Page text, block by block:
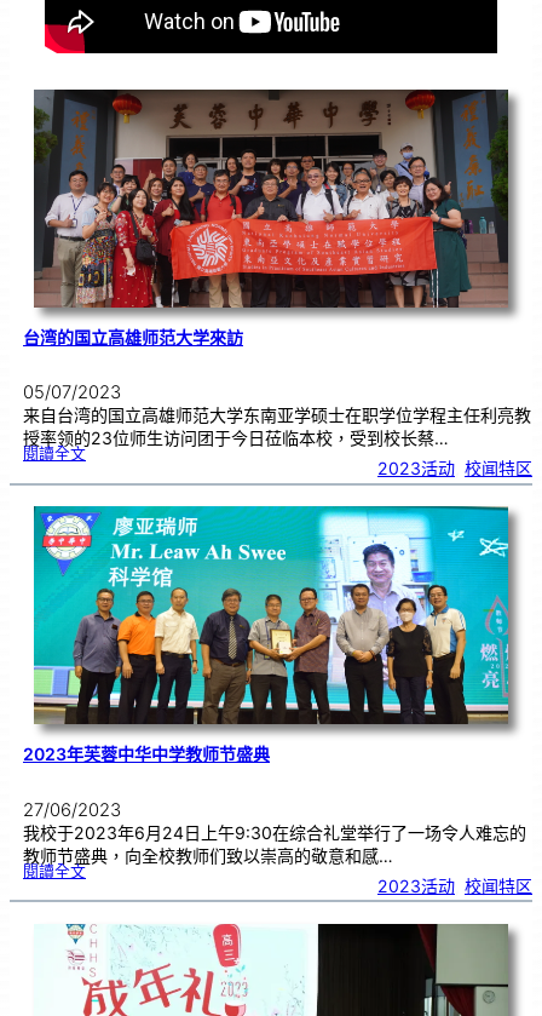
台湾的国立高雄师范大学來訪
05/07/2023
来自台湾的国立高雄师范大学东南亚学硕士在职学位学程主任利亮教
授率领的23位师生访问团于今日莅临本校，受到校长蔡…
閱讀全文:台
国
高
雄
师
范
大
学
來
訪
2023活动 校闻特区
2023年芙蓉中华中学教师节盛典
27/06/2023
我校于2023年6月24日上午9:30在综合礼堂举行了一场令人难忘的
教师节盛典，向全校教师们致以崇高的敬意和感…
閱讀全文:
2
3
芙
蓉
中
华
中
学
教
师
节
盛
典
2023活动 校闻特区